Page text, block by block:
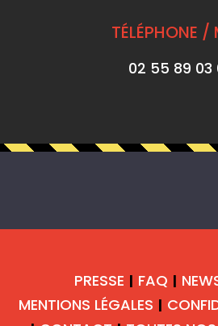
TÉLÉPHONE /
02 55 89 03
PRESSE | FAQ |
MENTIONS LÉGALES |